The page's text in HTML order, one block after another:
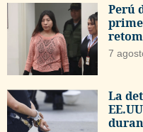
Perú
7
La